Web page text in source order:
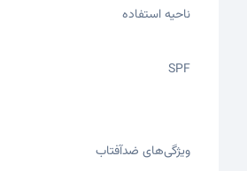
ناحیه استفاده
SPF
ویژگی‌های ضدآفتاب